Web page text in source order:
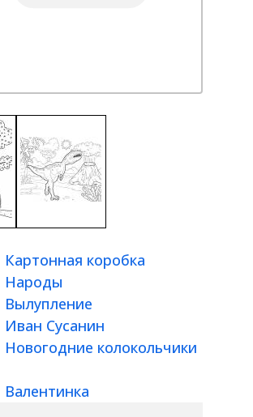
Картонная коробка
Народы
Вылупление
Иван Сусанин
Новогодние колокольчики
Валентинка